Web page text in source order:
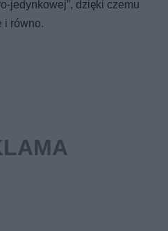
jedynkowej”, dzięki czemu
i równo.